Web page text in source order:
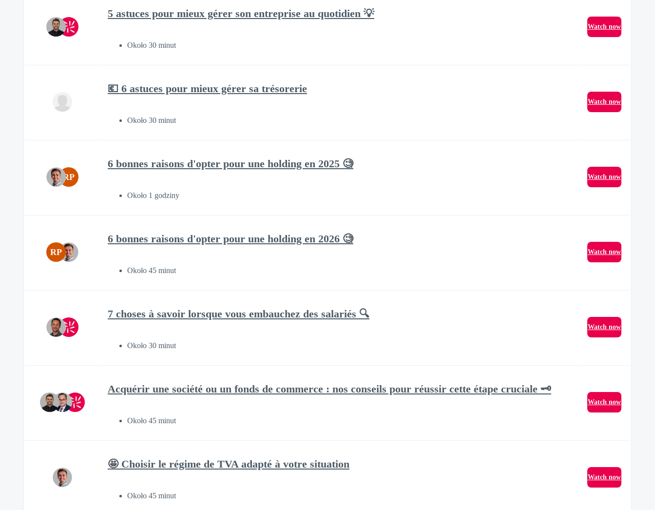
5 astuces pour mieux gérer son entreprise au quotidien 💡
Około 30 minut
Watch now
💶 6 astuces pour mieux gérer sa trésorerie
Około 30 minut
Watch now
RP
6 bonnes raisons d'opter pour une holding en 2025 🧐
Około 1 godziny
Watch now
RP
6 bonnes raisons d'opter pour une holding en 2026 🧐
Około 45 minut
Watch now
7 choses à savoir lorsque vous embauchez des salariés 🔍
Około 30 minut
Watch now
Acquérir une société ou un fonds de commerce : nos conseils pour réussir cette étape cruciale 🗝
Około 45 minut
Watch now
🤩 Choisir le régime de TVA adapté à votre situation
Około 45 minut
Watch now